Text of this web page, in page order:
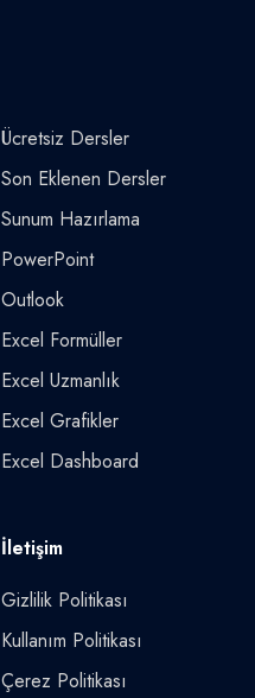
Ücretsiz Dersler
Son Eklenen Dersler
Sunum Hazırlama
PowerPoint
Outlook
Excel Formüller
Excel Uzmanlık
Excel Grafikler
Excel Dashboard
İletişim
Gizlilik Politikası
Kullanım Politikası
Çerez Politikası